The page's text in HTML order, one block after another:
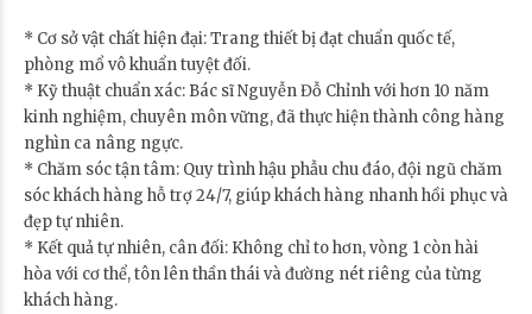
* Cơ sở vật chất hiện đại: Trang thiết bị đạt chuẩn quốc tế,
phòng mổ vô khuẩn tuyệt đối.
* Kỹ thuật chuẩn xác: Bác sĩ Nguyễn Đỗ Chỉnh với hơn 10 năm
kinh nghiệm, chuyên môn vững, đã thực hiện thành công hàng
nghìn ca nâng ngực.
* Chăm sóc tận tâm: Quy trình hậu phẫu chu đáo, đội ngũ chăm
sóc khách hàng hỗ trợ 24/7, giúp khách hàng nhanh hồi phục và
đẹp tự nhiên.
* Kết quả tự nhiên, cân đối: Không chỉ to hơn, vòng 1 còn hài
hòa với cơ thể, tôn lên thần thái và đường nét riêng của từng
khách hàng.